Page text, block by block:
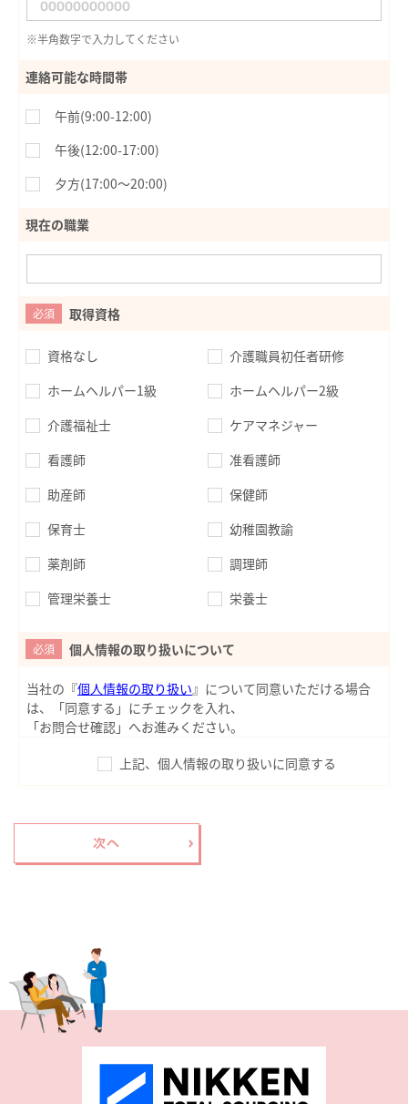
※半角数字で入力してください
連絡可能な時間帯
午前(9:00-12:00)
午後(12:00-17:00)
夕方(17:00〜20:00)
現在の職業
必須 取得資格
資格なし
介護職員初任者研修
ホームヘルパー1級
ホームヘルパー2級
介護福祉士
ケアマネジャー
看護師
准看護師
助産師
保健師
保育士
幼稚園教諭
薬剤師
調理師
管理栄養士
栄養士
必須 個人情報の取り扱いについて
当社の『個人情報の取り扱い』について同意いただける場合
は、「同意する」にチェックを入れ、
「お問合せ確認」へお進みください。
上記、個人情報の取り扱いに同意する